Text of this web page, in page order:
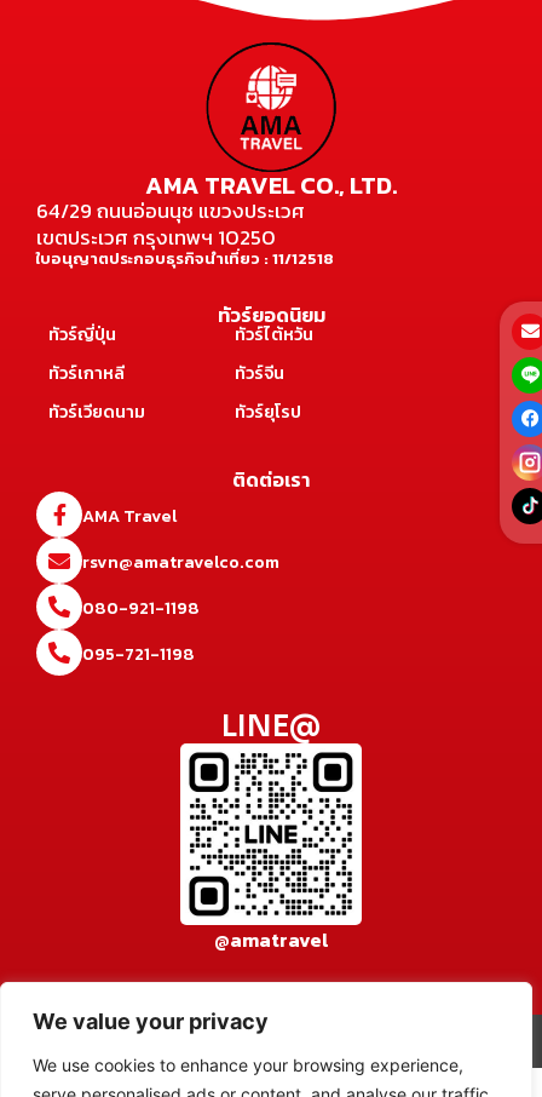
We value your privacy
We use cookies to enhance your browsing experience,
AMA TRAVEL CO., LTD.
64/29 ถนนอ่อนนุช แขวงประเวศ
เขตประเวศ กรุงเทพฯ 10250
ใบอนุญาตประกอบธุรกิจนำเที่ยว : 11/12518
ทัวร์ยอดนิยม
ทัวร์ญี่ปุ่น
ทัวร์เกาหลี
ทัวร์เวียดนาม
ทัวร์ไต้หวัน
ทัวร์จีน
ทัวร์ยุโรป
ติดต่อเรา
AMA Travel
rsvn@amatravelco.com
080-921-1198
095-721-1198
LINE@
@amatravel
© 2026 AMA TRAVEL CO., LTD. All rights reserved.